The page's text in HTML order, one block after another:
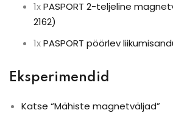
1xPASPORT 2-teljeline
2162)
1xPASPORT pöörlev
Eksperimendid
Katse “Mähiste magnetväljad”